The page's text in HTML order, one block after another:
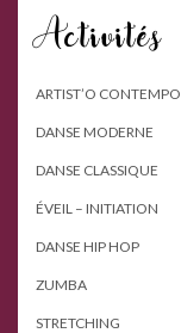
Activités
ARTIST’O CONTEMPO
DANSE MODERNE
DANSE CLASSIQUE
ÉVEIL – INITIATION
DANSE HIP HOP
ZUMBA
STRETCHING